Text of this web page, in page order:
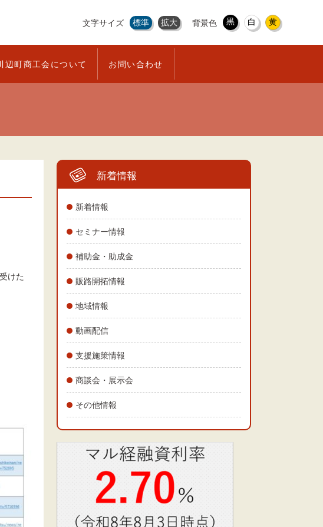
文字サイズ 標準 拡大 背景色 黒 白 黄
辺町商工会について お問い合わせ
新着情報
新着情報
セミナー情報
補助金・助成金
販路開拓情報
地域情報
動画配信
支援施策情報
商談会・展示会
その他情報
けた